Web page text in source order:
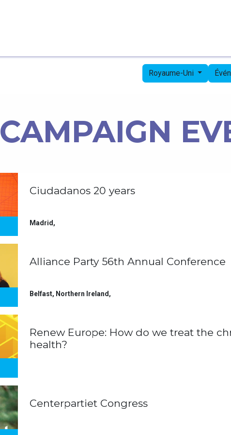
Royaume-Uni
CAMPAIGN
Ciudadanos 20 years
Madrid ,
Alliance Party 56th Annual Conference
Belfast, Northern Ireland ,
Renew Europe: How do we treat the
health?
Centerpartiet Congress